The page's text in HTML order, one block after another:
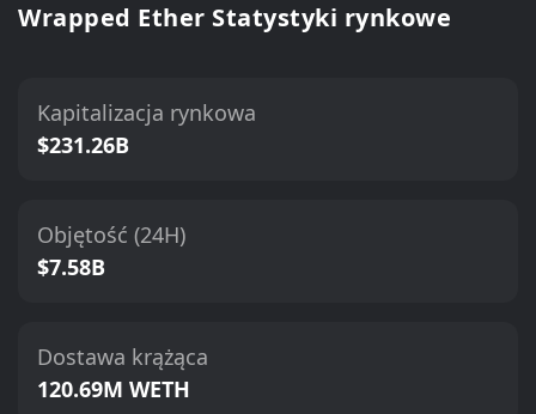
Wrapped Ether Statystyki rynkowe
Kapitalizacja rynkowa
$231.26B
Objętość (24H)
$7.58B
Dostawa krążąca
120.69M WETH